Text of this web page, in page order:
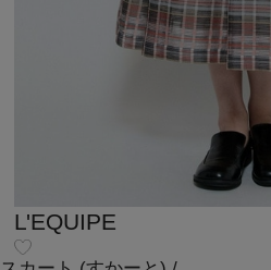
L'EQUIPE